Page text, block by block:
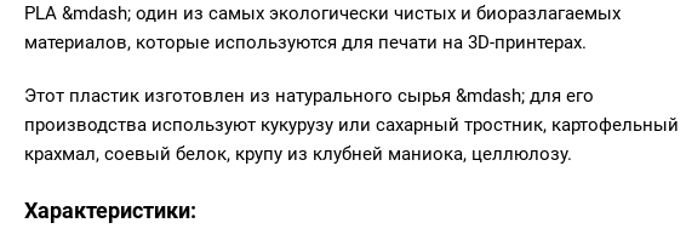
PLA &mdash; один из самых экологически чистых и биоразлагаемых
материалов, которые используются для печати на 3D-принтерах.
Этот пластик изготовлен из натурального сырья &mdash; для его
производства используют кукурузу или сахарный тростник, картофельный
крахмал, соевый белок, крупу из клубней маниока, целлюлозу.
Характеристики: